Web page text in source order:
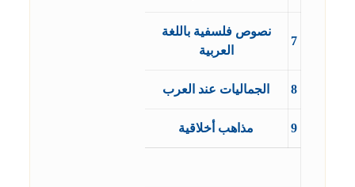
7
نصوص فلسفية باللغة
العربية
8 الجماليات عند العرب
9 مذاهب أخلاقية